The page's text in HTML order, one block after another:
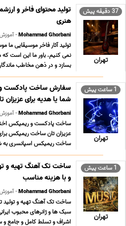
نسخه اختصاصی آن آهنگ با
37 دقیقه پیش
تهران
تولید محتوای فاخر و
هنری
Mohammad Ghorbani
-
تولید آثار فاخر موسیقایی ما
نمی کنیم. باور ما این است که
بسازد و در ذهن مخاطب
آثاری است که هویت هنری
زودگذر و تولیدات بازار ... ...
1 ساعت پیش
تهران
سفارش ساخت پادکست و
شما یا هدیه برای عزیزان
Mohammad Ghorbani
-
ساخت پادکست و ریمیکس
عزیزان تان ساخت ریمیکس
ساخت ریمیکس اسپانسری به
قوی بهترین راه برای تبلیغ
که خیلی دوستش دارید 09196065003 ... ...
1 ساعت پیش
تهران
ساخت تک آهنگ تهیه و
و با هزینه مناسب
Mohammad Ghorbani
-
ساخت تک آهنگ تهیه و تولید
سبک ها و ژانرهای محبوب
اشراف و تسلط کامل و جامع